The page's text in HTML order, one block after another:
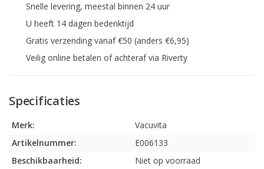
Snelle levering, meestal binnen 24 uur
U heeft 14 dagen bedenktijd
Gratis verzending vanaf €50 (anders €6,95)
Veilig online betalen of achteraf via Riverty
Specificaties
Merk:
Vacuvita
Artikelnummer:
E006133
Beschikbaarheid:
Niet op voorraad